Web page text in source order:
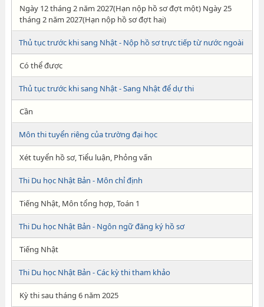
Ngày 12 tháng 2 năm 2027(Hạn nộp hồ sơ đợt một) Ngày 25
tháng 2 năm 2027(Hạn nộp hồ sơ đợt hai)
Thủ tục trước khi sang Nhật - Nộp hồ sơ trực tiếp từ nước ngoài
Có thể được
Thủ tục trước khi sang Nhật - Sang Nhật để dự thi
Cần
Môn thi tuyển riêng của trường đại học
Xét tuyển hồ sơ, Tiểu luận, Phỏng vấn
Thi Du học Nhật Bản - Môn chỉ định
Tiếng Nhật, Môn tổng hợp, Toán 1
Thi Du học Nhật Bản - Ngôn ngữ đăng ký hồ sơ
Tiếng Nhật
Thi Du học Nhật Bản - Các kỳ thi tham khảo
Kỳ thi sau tháng 6 năm 2025